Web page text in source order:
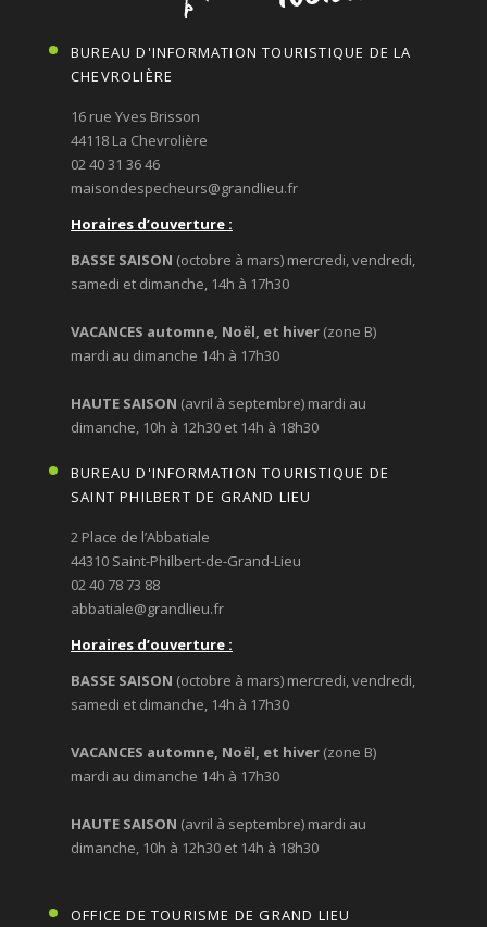
BUREAU D'INFORMATION TOURISTIQUE DE LA
CHEVROLIÈRE
16 rue Yves Brisson
44118 La Chevrolière
02 40 31 36 46
maisondespecheurs@grandlieu.fr
Horaires d’ouverture :
BASSE SAISON (octobre à mars) mercredi, vendredi,
samedi et dimanche, 14h à 17h30
VACANCES automne, Noël, et hiver (zone B)
mardi au dimanche 14h à 17h30
HAUTE SAISON (avril à septembre) mardi au
dimanche, 10h à 12h30 et 14h à 18h30
BUREAU D'INFORMATION TOURISTIQUE DE
SAINT PHILBERT DE GRAND LIEU
2 Place de l’Abbatiale
44310 Saint-Philbert-de-Grand-Lieu
02 40 78 73 88
abbatiale@grandlieu.fr
Horaires d’ouverture :
BASSE SAISON (octobre à mars) mercredi, vendredi,
samedi et dimanche, 14h à 17h30
VACANCES automne, Noël, et hiver (zone B)
mardi au dimanche 14h à 17h30
HAUTE SAISON (avril à septembre) mardi au
dimanche, 10h à 12h30 et 14h à 18h30
OFFICE DE TOURISME DE GRAND LIEU